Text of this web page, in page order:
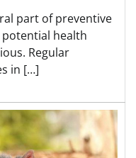
part of preventive
health
Regular
in […]